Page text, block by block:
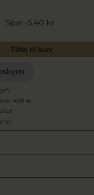
Spar -5,40 kr
Tilføj til kurv
499 kr.